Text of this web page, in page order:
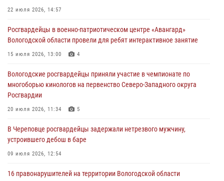
Росгвардейцы в г. Соколе задержали несовершеннолетнего
31 июля 2026, 06:43
В Вологде стартовал Чемпионат Северо-Западного округа
29 июля 2026, 13:20
22 июля 2026, 14:57
Росгвардейцы в военно-патриотическом центре «Авангард»
Вологодской области провели для ребят интерактивное занятие
15 июля 2026, 13:00 4
Вологодские росгвардейцы приняли участие в чемпионате по
многоборью кинологов на первенство Северо-Западного округа
Росгвардии
20 июля 2026, 11:34 5
В Череповце росгвардейцы задержали нетрезвого мужчину,
устроившего дебош в баре
09 июля 2026, 12:54
16 правонарушителей на территории Вологодской области